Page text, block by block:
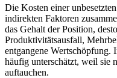
Die Kosten einer
indirekten Faktoren
das Gehalt der Position,
Produktivitätsausfall,
entgangene Wertschöpfung.
häufig unterschätzt, weil sie
auftauchen.